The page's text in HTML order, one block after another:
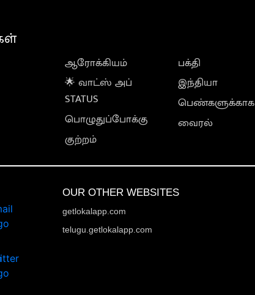
ஆரோக்கியம்
🌟 வாட்ஸ் அப்
STATUS
பொழுதுப்போக்கு
குற்றம்
பக்தி
இந்தியா
பெண்களுக்காக
வைரல்
OUR OTHER WEBSITES
getlokalapp.com
telugu.getlokalapp.com